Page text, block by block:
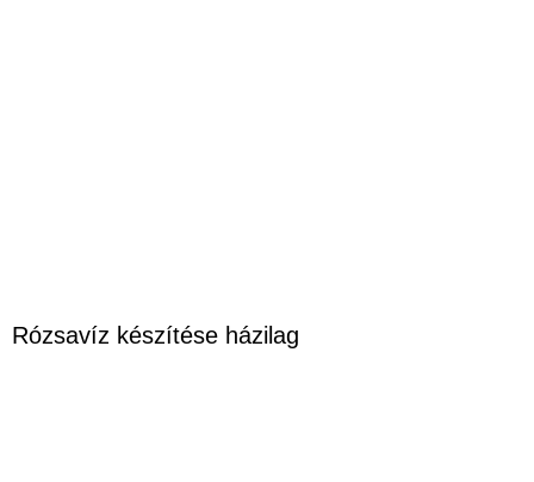
Rózsavíz készítése házilag